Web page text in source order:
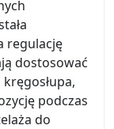
regulację
dostosować
podczas
do